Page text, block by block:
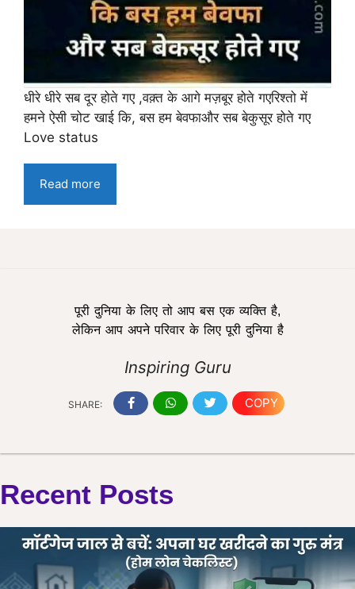
धीरे धीरे सब दूर होते गए ,वक़्त के आगे मज़बूर होते गएरिश्तो में
हमने ऐसी चोट खाई कि, बस हम बेवफाऔर सब बेकुसूर होते गए
Love status
Read more
पूरी दुनिया के लिए तो आप बस एक व्यक्ति है,
लेकिन आप अपने परिवार के लिए पूरी दुनिया है
Inspiring Guru
SHARE: COPY
Recent Posts